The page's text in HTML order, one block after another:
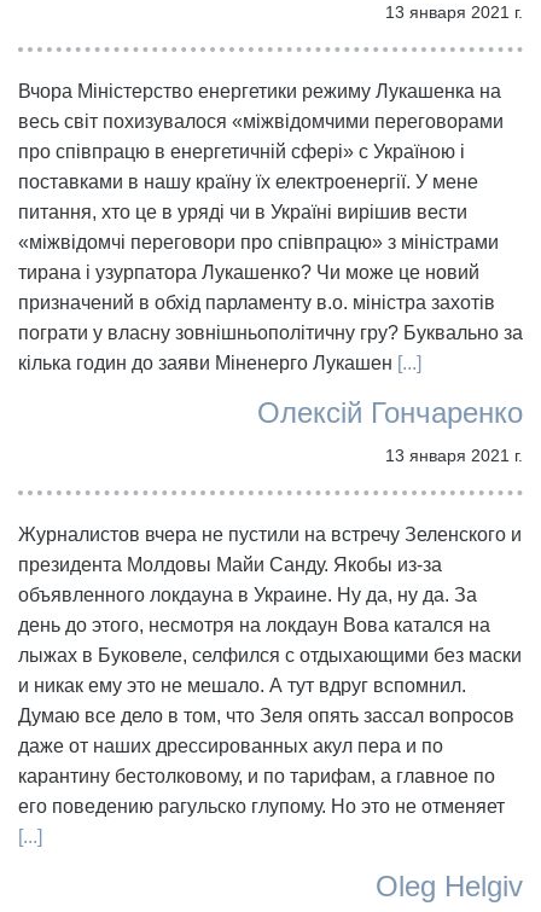
13 января 2021 г.
Вчора Міністерство енергетики режиму Лукашенка на
весь світ похизувалося «міжвідомчими переговорами
про співпрацю в енергетичній сфері» с Україною і
поставками в нашу країну їх електроенергії. У мене
питання, хто це в уряді чи в Україні вирішив вести
«міжвідомчі переговори про співпрацю» з міністрами
тирана і узурпатора Лукашенко? Чи може це новий
призначений в обхід парламенту в.о. міністра захотів
пограти у власну зовнішньополітичну гру? Буквально за
кілька годин до заяви Міненерго Лукашен [...]
Олексій Гончаренко
13 января 2021 г.
Журналистов вчера не пустили на встречу Зеленского и
президента Молдовы Майи Санду. Якобы из-за
объявленного локдауна в Украине. Ну да, ну да. За
день до этого, несмотря на локдаун Вова катался на
лыжах в Буковеле, селфился с отдыхающими без маски
и никак ему это не мешало. А тут вдруг вспомнил.
Думаю все дело в том, что Зеля опять зассал вопросов
даже от наших дрессированных акул пера и по
карантину бестолковому, и по тарифам, а главное по
его поведению рагульско глупому. Но это не отменяет
[...]
Oleg Helgiv